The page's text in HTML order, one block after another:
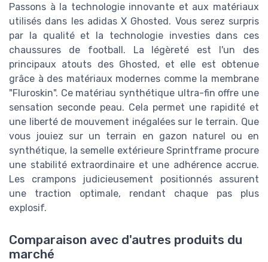
Passons à la technologie innovante et aux matériaux
utilisés dans les adidas X Ghosted. Vous serez surpris
par la qualité et la technologie investies dans ces
chaussures de football. La légèreté est l'un des
principaux atouts des Ghosted, et elle est obtenue
grâce à des matériaux modernes comme la membrane
"Fluroskin". Ce matériau synthétique ultra-fin offre une
sensation seconde peau. Cela permet une rapidité et
une liberté de mouvement inégalées sur le terrain. Que
vous jouiez sur un terrain en gazon naturel ou en
synthétique, la semelle extérieure Sprintframe procure
une stabilité extraordinaire et une adhérence accrue.
Les crampons judicieusement positionnés assurent
une traction optimale, rendant chaque pas plus
explosif.
Comparaison avec d'autres produits du
marché